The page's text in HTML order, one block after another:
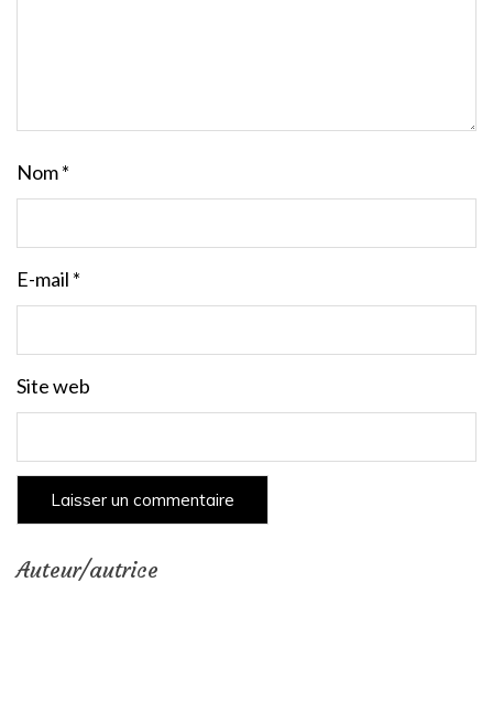
Nom*
E-mail *
Site web
Auteur/autrice